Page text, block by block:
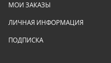
МОИ ЗАКАЗЫ
ЛИЧНАЯ ИНФОРМАЦИЯ
ПОДПИСКА